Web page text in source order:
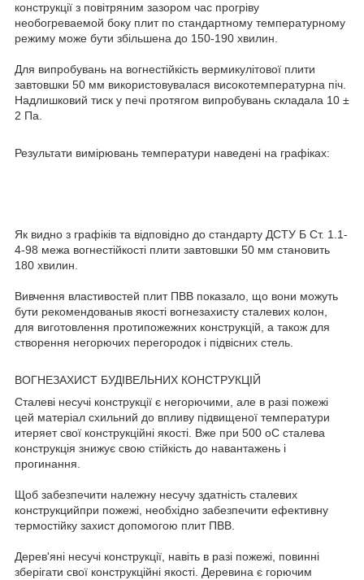
конструкції з повітряним зазором час прогріву
необогреваемой боку плит по стандартному температурному
режиму може бути збільшена до 150-190 хвилин.
Для випробувань на вогнестійкість вермикулітової плити
завтовшки 50 мм використовувалася високотемпературна піч.
Надлишковий тиск у печі протягом випробувань складала 10 ±
2 Па.
Результати вимірювань температури наведені на графіках:
Як видно з графіків та відповідно до стандарту ДСТУ Б Ст. 1.1-
4-98 межа вогнестійкості плити завтовшки 50 мм становить
180 хвилин.
Вивчення властивостей плит ПВВ показало, що вони можуть
бути рекомендованыв якості вогнезахисту сталевих колон,
для виготовлення протипожежних конструкцій, а також для
створення негорючих перегородок і підвісних стель.
ВОГНЕЗАХИСТ БУДІВЕЛЬНИХ КОНСТРУКЦІЙ
Сталеві несучі конструкції є негорючими, але в разі пожежі
цей матеріал схильний до впливу підвищеної температури
итеряет свої конструкційні якості. Вже при 500 оС сталева
конструкція знижує свою стійкість до навантажень і
прогинання.
Щоб забезпечити належну несучу здатність сталевих
конструкцийпри пожежі, необхідно забезпечити ефективну
термостійку захист допомогою плит ПВВ.
Дерев'яні несучі конструкції, навіть в разі пожежі, повинні
зберігати свої конструкційні якості. Деревина є горючим